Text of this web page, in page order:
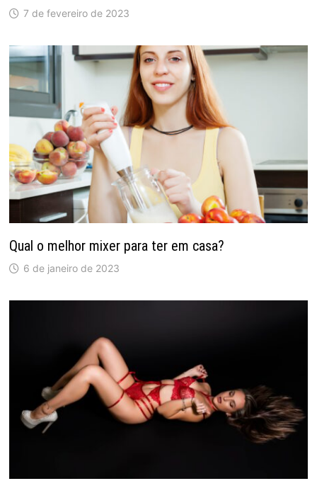
7 de fevereiro de 2023
Qual o melhor mixer para ter em casa?
6 de janeiro de 2023